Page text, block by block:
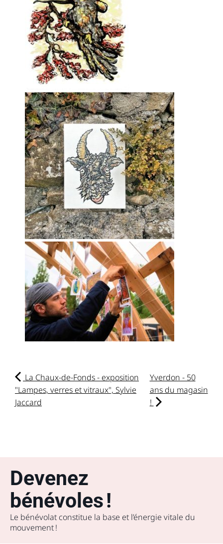
La Chaux-de-Fonds - exposition
"Lampes, verres et vitraux", Sylvie
Jaccard
Yverdon - 50
ans du magasin
!
Devenez
bénévoles !
Le bénévolat constitue la base et l’énergie vitale du
mouvement !